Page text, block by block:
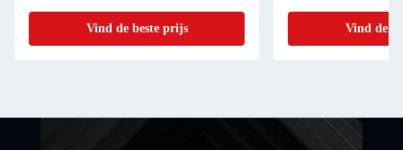
Vind de beste prijs Vind de